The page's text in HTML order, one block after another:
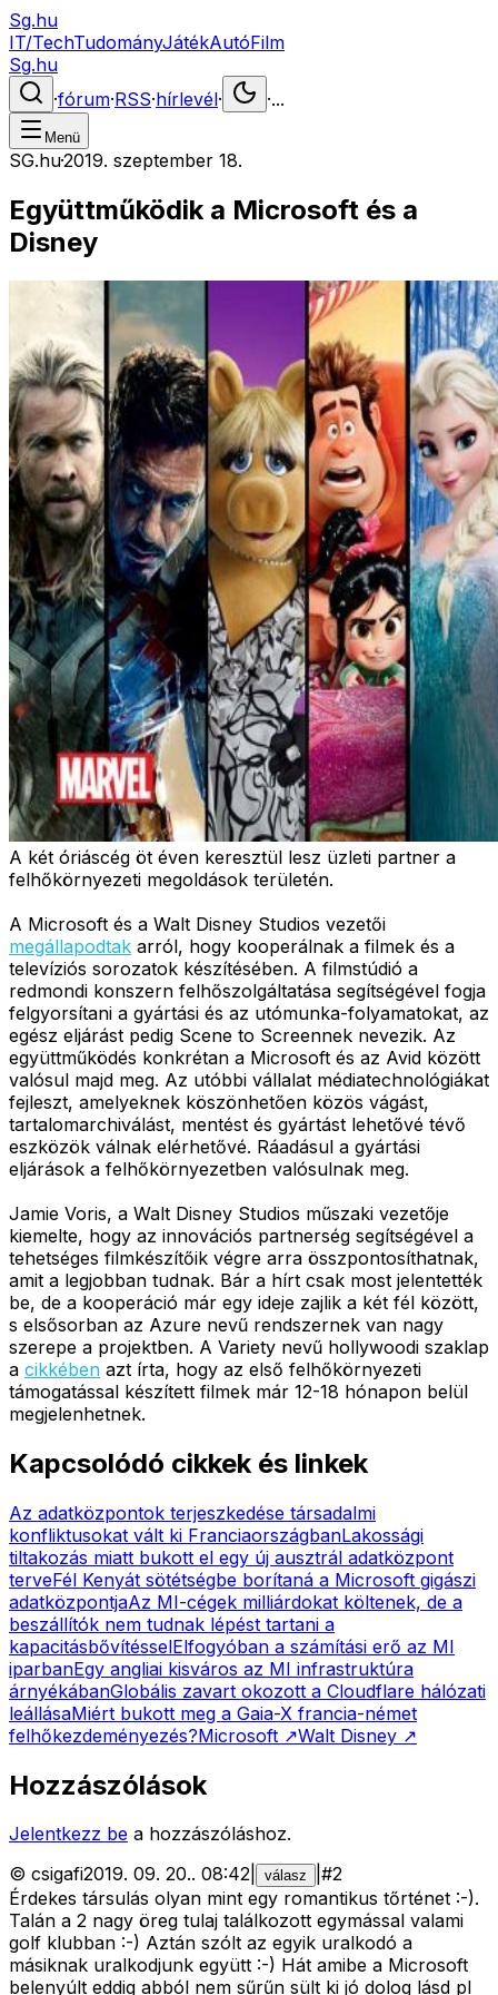
Sg.hu
IT/TechTudományJátékAutóFilm
Sg.hu
·fórum·RSS·hírlevél· ·...
Menü
SG.hu·2019. szeptember 18.
Együttműködik a Microsoft és a
Disney
A két óriáscég öt éven keresztül lesz üzleti partner a
felhőkörnyezeti megoldások területén.
A Microsoft és a Walt Disney Studios vezetői
megállapodtak arról, hogy kooperálnak a filmek és a
televíziós sorozatok készítésében. A filmstúdió a
redmondi konszern felhőszolgáltatása segítségével fogja
felgyorsítani a gyártási és az utómunka-folyamatokat, az
egész eljárást pedig Scene to Screennek nevezik. Az
együttműködés konkrétan a Microsoft és az Avid között
valósul majd meg. Az utóbbi vállalat médiatechnológiákat
fejleszt, amelyeknek köszönhetően közös vágást,
tartalomarchiválást, mentést és gyártást lehetővé tévő
eszközök válnak elérhetővé. Ráadásul a gyártási
eljárások a felhőkörnyezetben valósulnak meg.
Jamie Voris, a Walt Disney Studios műszaki vezetője
kiemelte, hogy az innovációs partnerség segítségével a
tehetséges filmkészítőik végre arra összpontosíthatnak,
amit a legjobban tudnak. Bár a hírt csak most jelentették
be, de a kooperáció már egy ideje zajlik a két fél között,
s elsősorban az Azure nevű rendszernek van nagy
szerepe a projektben. A Variety nevű hollywoodi szaklap
a cikkében azt írta, hogy az első felhőkörnyezeti
támogatással készített filmek már 12-18 hónapon belül
megjelenhetnek.
Kapcsolódó cikkek és linkek
Az adatközpontok terjeszkedése társadalmi
konfliktusokat vált ki FranciaországbanLakossági
tiltakozás miatt bukott el egy új ausztrál adatközpont
terveFél Kenyát sötétségbe borítaná a Microsoft gigászi
adatközpontjaAz MI-cégek milliárdokat költenek, de a
beszállítók nem tudnak lépést tartani a
kapacitásbővítésselElfogyóban a számítási erő az MI
iparbanEgy angliai kisváros az MI infrastruktúra
árnyékábanGlobális zavart okozott a Cloudflare hálózati
leállásaMiért bukott meg a Gaia-X francia-német
felhőkezdeményezés?Microsoft ↗Walt Disney ↗
Hozzászólások
Jelentkezz be a hozzászóláshoz.
© csigafi2019. 09. 20.. 08:42 válasz #2
Érdekes társulás olyan mint egy romantikus tőrténet :-).
Talán a 2 nagy öreg tulaj találkozott egymással valami
golf klubban :-) Aztán szólt az egyik uralkodó a
másiknak uralkodjunk együtt :-) Hát amibe a Microsoft
belenyúlt eddig abból nem sűrűn sült ki jó dolog lásd pl